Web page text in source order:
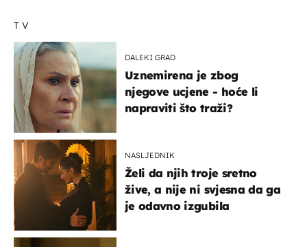
TV
DALEKI GRAD
Uznemirena je zbog
njegove ucjene - hoće li
napraviti što traži?
NASLJEDNIK
Želi da njih troje sretno
žive, a nije ni svjesna da ga
je odavno izgubila